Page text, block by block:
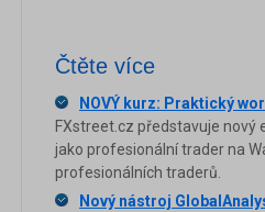
Čtěte více
NOVÝ kurz: Praktický
FXstreet.cz představuje nový
jako profesionální trader na
profesionálních traderů.
Nový nástroj